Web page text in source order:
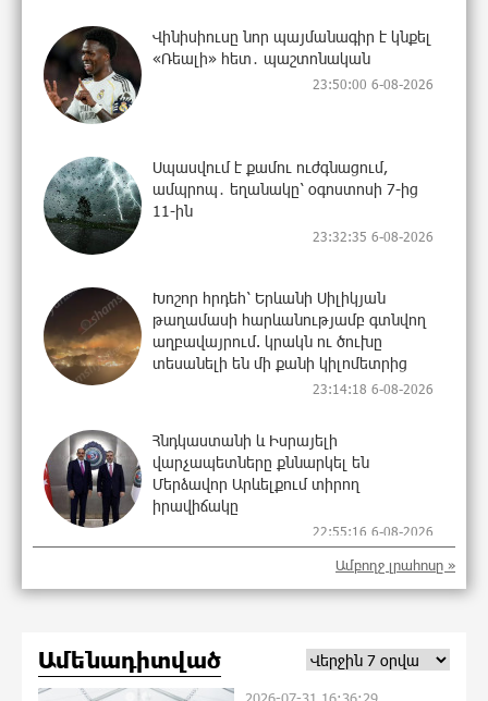
Վինիսիուսը նոր պայմանագիր է կնքել
«Ռեալի» հետ․ պաշտոնական
23:50:00 6-08-2026
Սպասվում է քամու ուժգնացում,
ամպրոպ․ եղանակը՝ օգոստոսի 7-ից
11-ին
23:32:35 6-08-2026
Խոշոր հրդեհ՝ Երևանի Սիլիկյան
թաղամասի հարևանությամբ գտնվող
աղբավայրում. կրակն ու ծուխը
տեսանելի են մի քանի կիլոմետրից
23:14:18 6-08-2026
Հնդկաստանի և Իսրայելի
վարչապետները քննարկել են
Մերձավոր Արևելքում տիրող
իրավիճակը
22:55:16 6-08-2026
22:37:22 6-08-2026
Ամբողջ լրահոսը »
Ամենադիտված